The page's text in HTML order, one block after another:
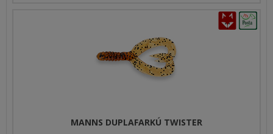
MANNS DUPLAFARKÚ TWISTER